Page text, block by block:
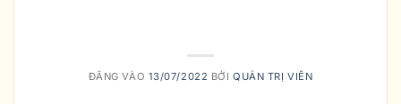
ĐĂNG VÀO 13/07/2022 BỞIQUẢN TRỊ VIÊN